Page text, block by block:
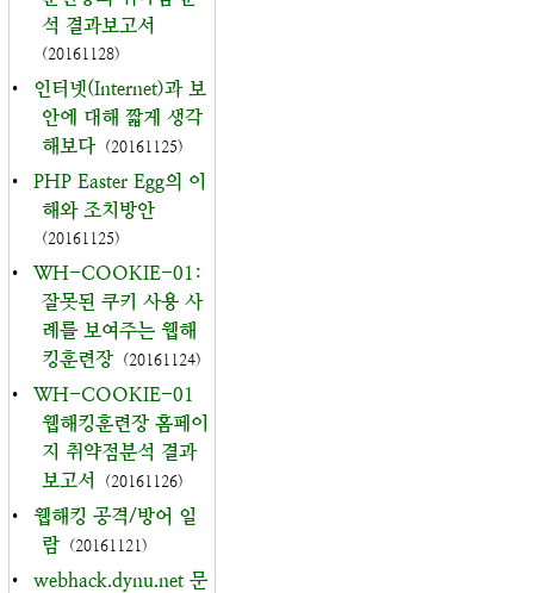
석 결과보고서
(20161128)
•
인터넷(Internet)과 보
안에 대해 짧게 생각
해보다 (20161125)
•
PHP Easter Egg의 이
해와 조치방안
(20161125)
•
WH-COOKIE-01:
잘못된 쿠키 사용 사
례를 보여주는 웹해
킹훈련장 (20161124)
•
WH-COOKIE-01
웹해킹훈련장 홈페이
지 취약점분석 결과
보고서
(20161126)
•
웹해킹 공격/방어 일
람 (20161121)
•
webhack.dynu.net 문